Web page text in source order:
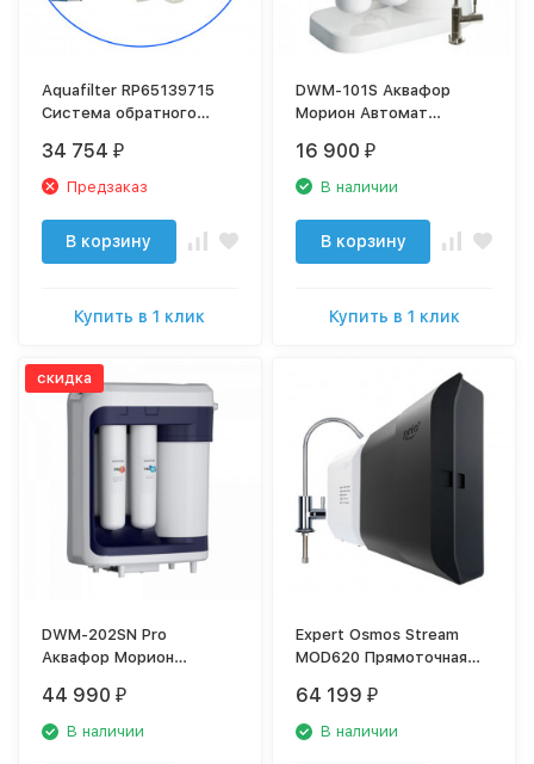
Aquafilter RP65139715
Система обратного
очистки + помпа
34 754 ₽
Предзаказ
В корзину
Купить в 1 клик
DWM-101S Аквафор
Морион Автомат
16 900 ₽
В наличии
В корзину
Купить в 1 клик
скидка
DWM-202SN Pro
Аквафор Морион
44 990 ₽
В наличии
Expert Osmos Stream
MOD620 Прямоточная
обратного осмоса с
минерализацией
64 199 ₽
В наличии